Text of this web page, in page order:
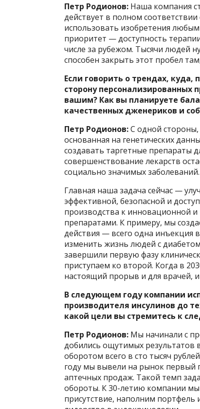
Петр Родионов: Наша компания
действует в полном
использовать изобретения
приоритет — доступность
числе за рубежом. Тысячи людей
способен закрыть этот пробел
Если говорить о трендах,
сторону
вашим? Как вы планируете
качественных дженериков и
Петр Родионов:С одной
основанная на генетических
создавать таргетные препараты
совершенствование лекарств
социально значимых заболеваний.
Главная наша задача сейчас —
эффективной, безопасной и
производства к инновационной
препаратами. К примеру, мы
действия — всего одна инъекция
изменить жизнь людей с
завершили первую фазу
приступаем ко второй. Когда в
настоящий прорыв и для врачей,
В следующем году компании
производителя инсулинов до
какой цели вы стремитесь к
Петр Родионов: Мы начинали с
добились ощутимых результатов
оборотом всего в сто тысяч
году мы вывели на рынок первый
аптечных продаж. Такой темп
обороты. К 30-летию компании
присутствие, наполним